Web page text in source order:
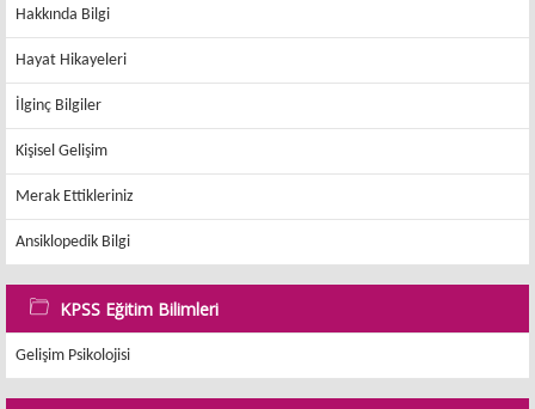
Hakkında Bilgi
Hayat Hikayeleri
İlginç Bilgiler
Kişisel Gelişim
Merak Ettikleriniz
Ansiklopedik Bilgi
KPSS Eğitim Bilimleri
Gelişim Psikolojisi